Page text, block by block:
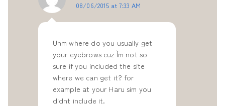
08/06/2015 at 7:33 AM
Uhm where do you usually get
your eyebrows cuz I`m not so
sure if you included the site
where we can get it? for
example at your Haru sim you
didnt include it.